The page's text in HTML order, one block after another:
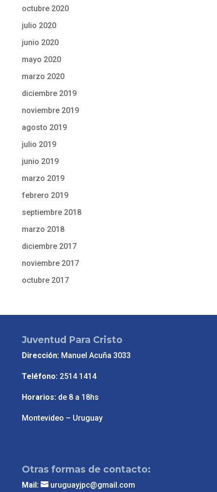
octubre 2020
julio 2020
junio 2020
mayo 2020
marzo 2020
diciembre 2019
noviembre 2019
agosto 2019
julio 2019
junio 2019
marzo 2019
febrero 2019
septiembre 2018
marzo 2018
diciembre 2017
noviembre 2017
octubre 2017
Juventud Para Cristo
Dirección: Manuel Acuña 3033
Teléfono:2514 1414
Horarios:de 8 a 18hs
Montevideo – Uruguay
Otras formas de contacto:
Mail: uruguayjpc@gmail.com